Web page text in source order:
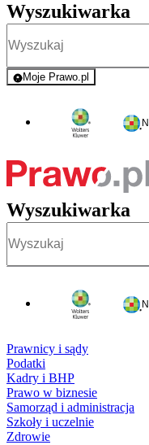
Wyszukiwarka
Moje Prawo.pl
- rejestracja i
Wyszukiwarka
Prawnicy i sądy
Podatki
Kadry i BHP
Prawo w biznesie
Samorząd i administracja
Szkoły i uczelnie
Zdrowie